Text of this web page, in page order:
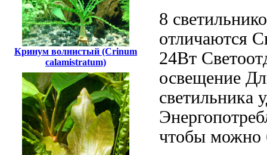
Кринум волнистый (Crinum
calamistratum)
8
отличаются
24Вт
освещение
светильника
чтобы можно